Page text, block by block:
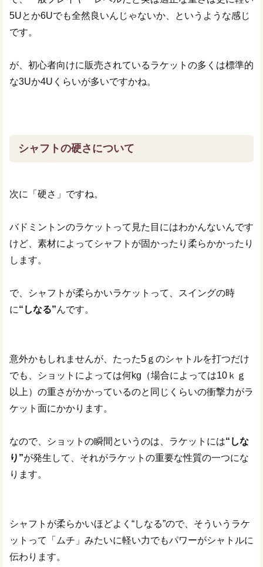
5Uとか6Uでも全然良いんじゃないか、というような感じ
です。
が、初心者向けに販売されているラケットの多くは標準的
な3Uか4Uくらいが多いですかね。
シャフトの硬さについて
次に「硬さ」ですね。
バドミントンのラケットって見た目にはわかんないんです
けど、素材によってシャフトが固かったり柔らかかったり
します。
で、シャフトが柔らかいラケットって、スイングの時
に“しなる”んです。
意外かもしれませんが、たった5ｇのシャトルを打つだけ
でも、ショットによっては何kg（場合によっては10ｋｇ
以上）の重さがかかっているのと同じくらいの衝撃力がラ
ケット面にかかります。
なので、ショットの瞬間というのは、ラケットには“しな
り”が発生して、それがラケットの重要な性質の一つにな
ります。
シャフトが柔らかいほどよく“しなる”ので、そういうラケ
ットって「ムチ」みたいに軽い力でもパワーがシャトルに
伝わります。